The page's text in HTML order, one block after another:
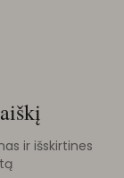
ir išskirtines